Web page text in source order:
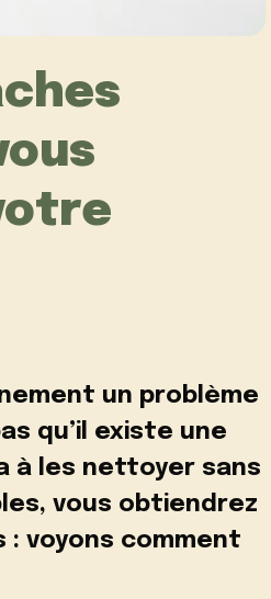
un problème
qu’il existe une
à les nettoyer sans
vous obtiendrez
voyons comment